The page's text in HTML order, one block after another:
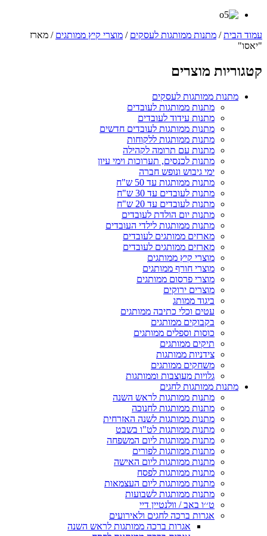
עמוד הבית/ מתנות ממותגות לעסקים / מוצרי קיץ ממותגים / מארז
"יאסו"
קטגוריות מוצרים
מתנות ממותגות לעסקים
מתנות ממותגות לעובדים
מתנות עידוד לעובדים
מתנות ממותגות לעובדים חדשים
מתנות ממותגות ללקוחות
מתנות עם תרומה לקהילה
מתנות לכנסים, תערוכות וימי עיון
ימי גיבוש ונופש חברה
מתנות ממותגות עד 50 ש"ח
מתנות לעובדים עד 30 ש"ח
מתנות לעובדים עד 20 ש"ח
מתנות יום הולדת לעובדים
מתנות ממותגות לילדי העובדים
מארזים ממותגים לעובדים
מארזים ממותגים לעובדים
מוצרי קיץ ממותגים
מוצרי חורף ממותגים
מוצרי פרסום ממותגים
מוצרים ירוקים
ביגוד ממותג
עטים וכלי כתיבה ממותגים
בקבוקים ממותגים
כוסות וספלים ממותגים
תיקים ממותגים
צידניות ממותגות
משחקים ממותגים
גלויות מעוצבות וממותגות
מתנות ממותגות לחגים
מתנות ממותגות לראש השנה
מתנות ממותגות לחנוכה
מתנות ממותגות לשנה האזרחית
מתנות ממותגות לט"ו בשבט
מתנות ממותגות ליום המשפחה
מתנות ממותגות לפורים
מתנות ממותגות ליום האישה
מתנות ממותגות לפסח
מתנות ממותגות ליום העצמאות
מתנות ממותגות לשבועות
ט׳׳ו באב / וולנטיין דיי
אגרות ברכה לחגים ולאירועים
אגרות ברכה ממותגות לראש השנה